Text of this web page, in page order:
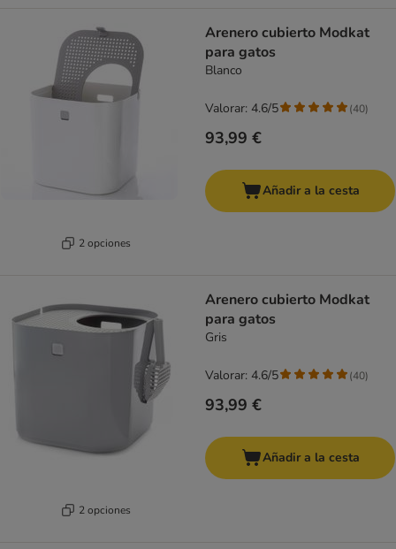
2 opciones
Arenero cubierto Modkat
para gatos
Blanco
93,99 €
Valorar: 4.6/5 (40)
Añadir a la cesta
2 opciones
Arenero cubierto Modkat
para gatos
Gris
93,99 €
Valorar: 4.6/5 (40)
Añadir a la cesta